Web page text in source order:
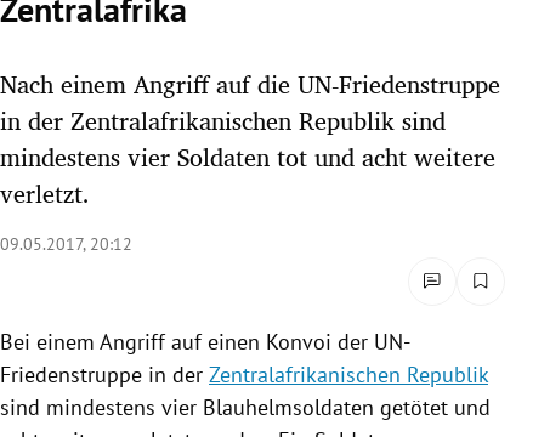
Untermenü
Untermenü
Untermenü
Untermenü
Nach einem Angriff auf die UN-Friedenstruppe
in der Zentralafrikanischen Republik sind
mindestens vier Soldaten tot und acht weitere
verletzt.
09.05.2017, 20:12
Bei einem Angriffauf einen Konvoi der UN-
Friedenstruppe in der Zentralafrikanischen Republik
sind mindestens vier Blauhelmsoldaten getötet und